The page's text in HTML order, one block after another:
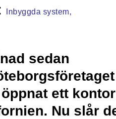
Inbyggda system,
sedan
ett
Nu slår